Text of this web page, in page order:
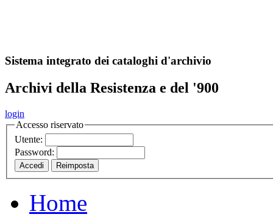
Sistema integrato dei cataloghi d'archivio
Archivi della Resistenza e del '900
login
Accesso riservato
Utente:
Password:
Home